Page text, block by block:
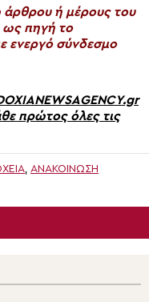
ή μέρους του
ως πηγή το
ενεργό σύνδεσμο
πρώτος όλες τις
, ΑΝΑΚΟΊΝΩΣΗ